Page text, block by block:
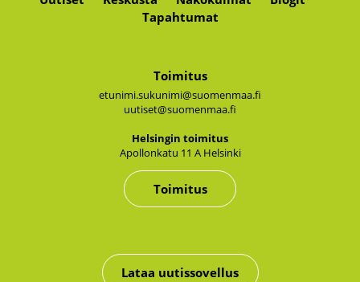
Tapahtumat
Toimitus
etunimi.sukunimi@suomenmaa.fi
uutiset@suomenmaa.fi
Hel­sin­gin toi­mi­tus
Apol­lon­ka­tu 11 A Hel­sin­ki
Toimitus
Lataa uutissovellus